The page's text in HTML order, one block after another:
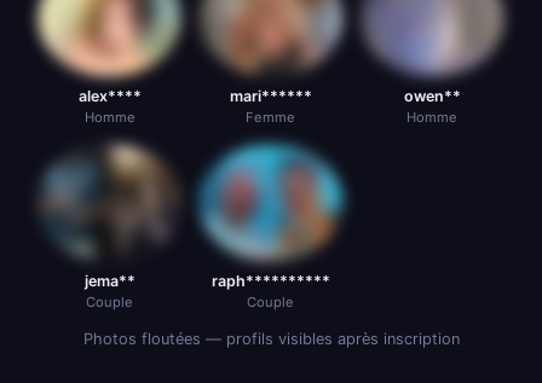
alex****
Homme
mari******
Femme
owen**
Homme
jema**
Couple
raph**********
Couple
Photos floutées — profils visibles après inscription